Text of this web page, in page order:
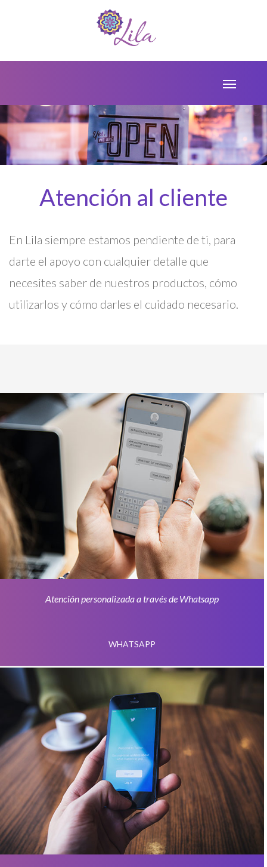
Atención al cliente
En Lila siempre estamos pendiente de ti, para
darte el apoyo con cualquier detalle que
necesites saber de nuestros productos, cómo
utilizarlos y cómo darles el cuidado necesario.
Atención personalizada a través de Whatsapp
WHATSAPP